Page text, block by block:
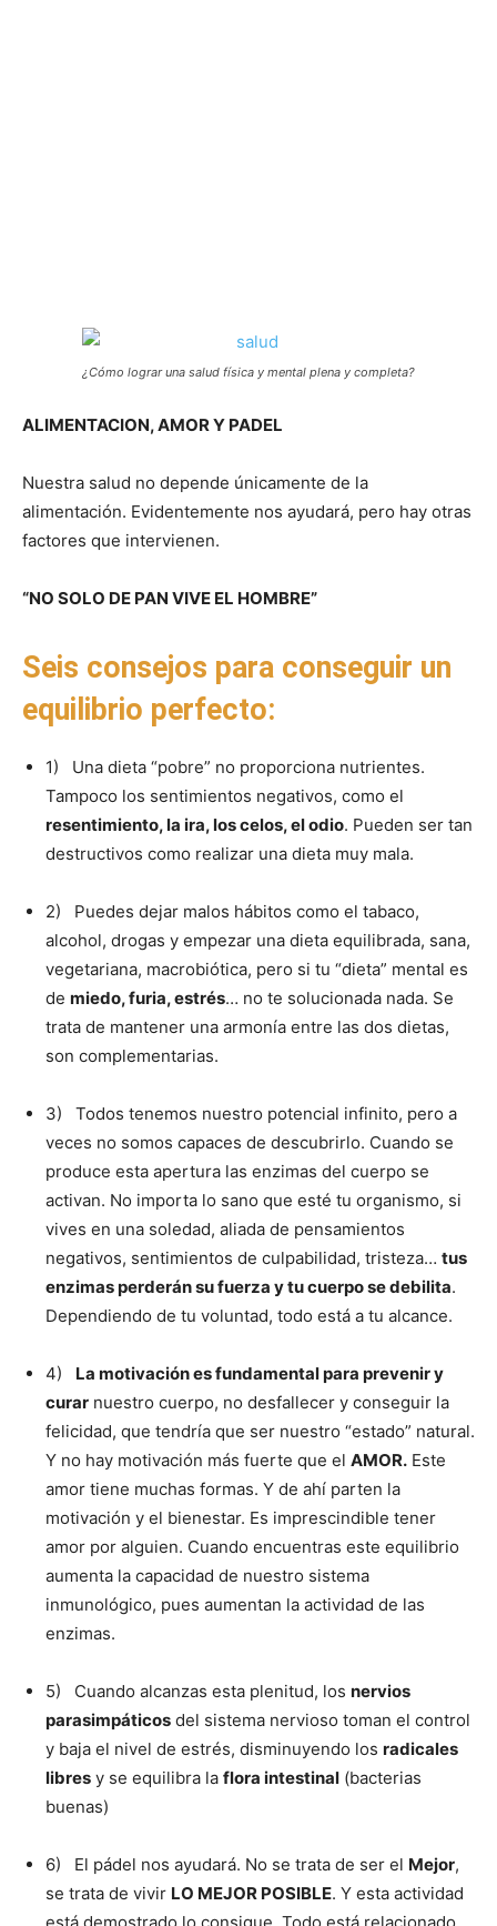
¿Cómo lograr una salud física y mental plena y completa?
ALIMENTACION, AMOR Y PADEL
Nuestra salud no depende únicamente de la
alimentación. Evidentemente nos ayudará, pero hay otras
factores que intervienen.
“NO SOLO DE PAN VIVE EL HOMBRE”
Seis consejos para conseguir un
equilibrio perfecto:
1) Una dieta “pobre” no proporciona nutrientes.
Tampoco los sentimientos negativos, como el
resentimiento, la ira, los celos, el odio. Pueden ser tan
destructivos como realizar una dieta muy mala.
2) Puedes dejar malos hábitos como el tabaco,
alcohol, drogas y empezar una dieta equilibrada, sana,
vegetariana, macrobiótica, pero si tu “dieta” mental es
de miedo, furia, estrés… no te solucionada nada. Se
trata de mantener una armonía entre las dos dietas,
son complementarias.
3) Todos tenemos nuestro potencial infinito, pero a
veces no somos capaces de descubrirlo. Cuando se
produce esta apertura las enzimas del cuerpo se
activan. No importa lo sano que esté tu organismo, si
vives en una soledad, aliada de pensamientos
negativos, sentimientos de culpabilidad, tristeza… tus
enzimas perderán su fuerza y tu cuerpo se debilita.
Dependiendo de tu voluntad, todo está a tu alcance.
4) La motivación es fundamental para prevenir y
curar nuestro cuerpo, no desfallecer y conseguir la
felicidad, que tendría que ser nuestro “estado” natural.
Y no hay motivación más fuerte que el AMOR. Este
amor tiene muchas formas. Y de ahí parten la
motivación y el bienestar. Es imprescindible tener
amor por alguien. Cuando encuentras este equilibrio
aumenta la capacidad de nuestro sistema
inmunológico, pues aumentan la actividad de las
enzimas.
5) Cuando alcanzas esta plenitud, los nervios
parasimpáticos del sistema nervioso toman el control
y baja el nivel de estrés, disminuyendo los radicales
libres y se equilibra la flora intestinal (bacterias
buenas)
6) El pádel nos ayudará. No se trata de ser el Mejor,
se trata de vivir LO MEJOR POSIBLE. Y esta actividad